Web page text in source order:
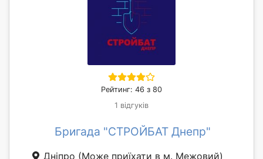
Рейтинг: 46 з 80
1 відгуків
Бригада "СТРОЙБАТ Днепр"
Дніпро (Може приїхати в м. Межовий)